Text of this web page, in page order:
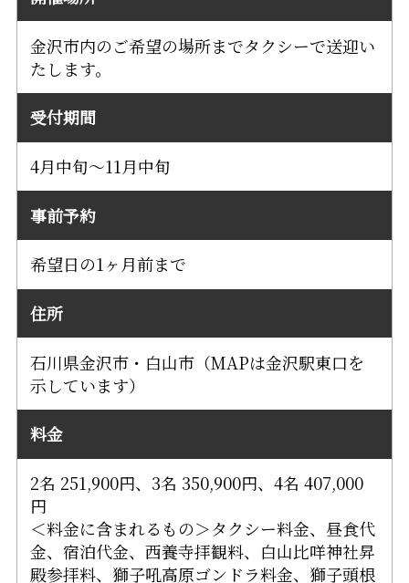
金沢市内のご希望の場所までタクシーで送迎い
たします。
受付期間
4月中旬～11月中旬
事前予約
希望日の1ヶ月前まで
住所
石川県金沢市・白山市（MAPは金沢駅東口を
示しています）
料金
2名 251,900円、3名 350,900円、4名 407,000
円
＜料金に含まれるもの＞タクシー料金、昼食代
金、宿泊代金、西養寺拝観料、白山比咩神社昇
殿参拝料、獅子吼高原ゴンドラ料金、獅子頭根